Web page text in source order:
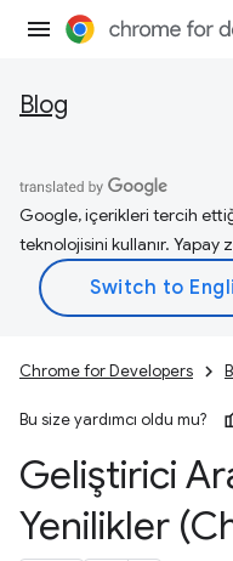
Blog
Google, içerikleri tercih
teknolojisini kullanır.
Chrome for Developers
Bu size yardımcı oldu mu?
Geliştirici
Yenilikler